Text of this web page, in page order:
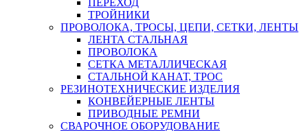
ПЕРЕХОД
ТРОЙНИКИ
ПРОВОЛОКА, ТРОСЫ, ЦЕПИ, СЕТКИ, ЛЕНТЫ
ЛЕНТА СТАЛЬНАЯ
ПРОВОЛОКА
СЕТКА МЕТАЛЛИЧЕСКАЯ
СТАЛЬНОЙ КАНАТ, ТРОС
РЕЗИНОТЕХНИЧЕСКИЕ ИЗДЕЛИЯ
КОНВЕЙЕРНЫЕ ЛЕНТЫ
ПРИВОДНЫЕ РЕМНИ
СВАРОЧНОЕ ОБОРУДОВАНИЕ